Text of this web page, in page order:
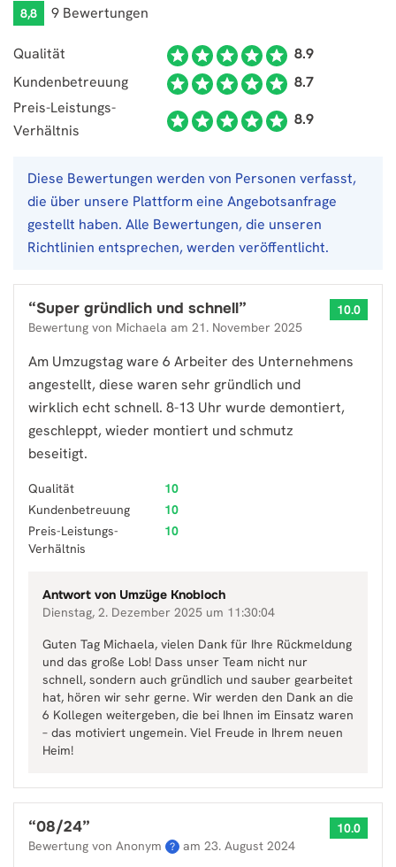
8,8 9 Bewertungen
Qualität
8.9
Kundenbetreuung
8.7
Preis-Leistungs-
Verhältnis
8.9
Diese Bewertungen werden von Personen verfasst,
die über unsere Plattform eine Angebotsanfrage
gestellt haben. Alle Bewertungen, die unseren
Richtlinien entsprechen, werden veröffentlicht.
“Super gründlich und schnell”
Bewertung von Michaela am 21. November 2025
10.0
Am Umzugstag ware 6 Arbeiter des Unternehmens
angestellt, diese waren sehr gründlich und
wirklich echt schnell. 8-13 Uhr wurde demontiert,
geschleppt, wieder montiert und schmutz
beseitigt.
Qualität
10
Kundenbetreuung
10
Preis-Leistungs-
Verhältnis
10
Antwort von Umzüge Knobloch
Dienstag, 2. Dezember 2025 um 11:30:04
Guten Tag Michaela, vielen Dank für Ihre Rückmeldung
und das große Lob! Dass unser Team nicht nur
schnell, sondern auch gründlich und sauber gearbeitet
hat, hören wir sehr gerne. Wir werden den Dank an die
6 Kollegen weitergeben, die bei Ihnen im Einsatz waren
– das motiviert ungemein. Viel Freude in Ihrem neuen
Heim!
“08/24”
Bewertung von Anonym ? am 23. August 2024
10.0